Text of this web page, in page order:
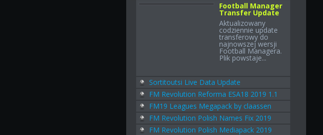
Football Manager
Transfer Update
Aktualizowany
codziennie update
transferowy do
najnowszej wersji
Football Managera.
Plik powstaje...
Sortitoutsi Live Data Update
FM Revolution Reforma ESA18 2019 1.1
FM19 Leagues Megapack by claassen
FM Revolution Polish Names Fix 2019
FM Revolution Polish Mediapack 2019